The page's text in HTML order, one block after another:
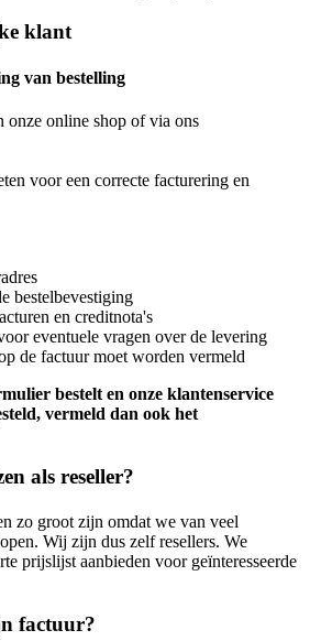
klant
van bestelling
onze online shop of via ons
voor een correcte facturering en
bestelbevestiging
en creditnota's
eventuele vragen over de levering
de factuur moet worden vermeld
bestelt en onze klantenservice
vermeld dan ook het
als reseller?
zo groot zijn omdat we van veel
Wij zijn dus zelf resellers. We
prijslijst aanbieden voor geïnteresseerde
factuur?